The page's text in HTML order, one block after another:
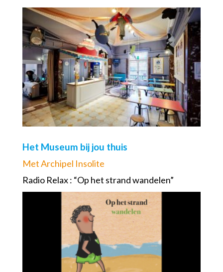
Het Museum bij jou thuis
Met Archipel Insolite
Radio Relax : “Op het strand wandelen”